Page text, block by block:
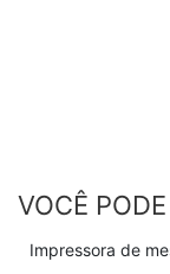
VOCÊ
Impressora de